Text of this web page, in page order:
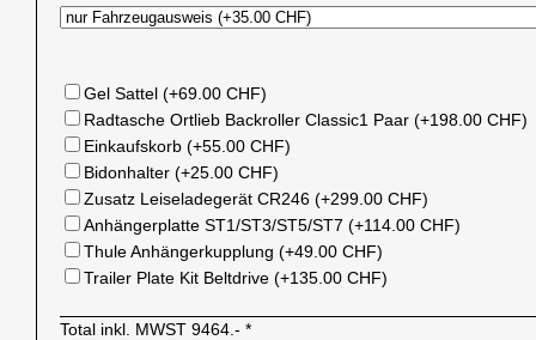
Gel Sattel (+69.00 CHF)
Radtasche Ortlieb Backroller Classic1 Paar (+198.00 CHF)
Einkaufskorb (+55.00 CHF)
Bidonhalter (+25.00 CHF)
Zusatz Leiseladegerät CR246 (+299.00 CHF)
Anhängerplatte ST1/ST3/ST5/ST7 (+114.00 CHF)
Thule Anhängerkupplung (+49.00 CHF)
Trailer Plate Kit Beltdrive (+135.00 CHF)
Total inkl. MWST9464.- *